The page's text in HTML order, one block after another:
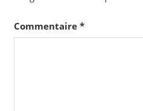
Commentaire *